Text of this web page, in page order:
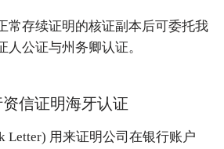
常存续证明的核证副本后可委托我
公证与州务卿认证。
信证明海牙认证
Letter) 用来证明公司在银行账户